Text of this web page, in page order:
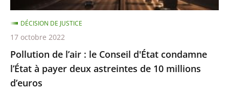
à
payer
deux
astreintes
de
10
Pollution de l’air : le Conseil d'État condamne
l’État à payer deux astreintes de 10 millions
d’euros
DÉCISION DE JUSTICE
17 octobre 2022